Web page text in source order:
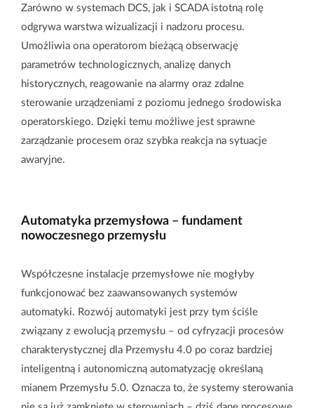
Zarówno w systemach DCS, jak i SCADA istotną rolę
odgrywa warstwa wizualizacji i nadzoru procesu.
Umożliwia ona operatorom bieżącą obserwację
parametrów technologicznych, analizę danych
historycznych, reagowanie na alarmy oraz zdalne
sterowanie urządzeniami z poziomu jednego środowiska
operatorskiego. Dzięki temu możliwe jest sprawne
zarządzanie procesem oraz szybka reakcja na sytuacje
awaryjne.
Automatyka przemysłowa – fundament
nowoczesnego przemysłu
Współczesne instalacje przemysłowe nie mogłyby
funkcjonować bez zaawansowanych systemów
automatyki. Rozwój automatyki jest przy tym ściśle
związany z ewolucją przemysłu – od cyfryzacji procesów
charakterystycznej dla Przemysłu 4.0 po coraz bardziej
inteligentną i autonomiczną automatyzację określaną
mianem Przemysłu 5.0. Oznacza to, że systemy sterowania